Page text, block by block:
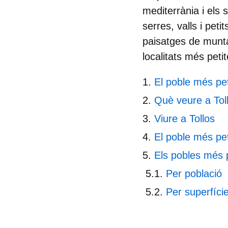
mediterrània i els
serres, valls i
paisatges de
localitats més
El poble més
Què veure a
Viure a Tollos
El poble més
Els pobles més
Per població
Per